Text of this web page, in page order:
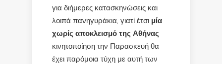
για διήμερες κατασκηνώσεις και
λοιπά πανηγυράκια, γιατί έτσι μία
χωρίς αποκλεισμό της Αθήνας
κινητοποίηση την Παρασκευή θα
έχει παρόμοια τύχη με αυτή των